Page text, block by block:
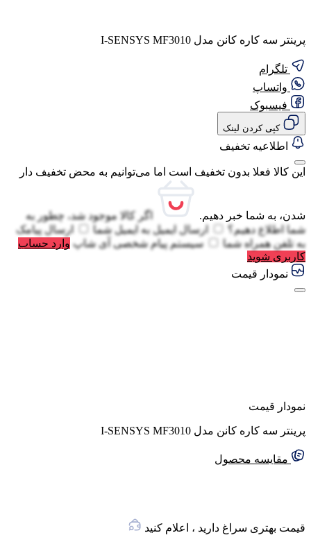
پرینتر سه کاره کانن مدل I-SENSYS MF3010
تلگرام
واتساپ
فیسبوک
کپی کردن لینک
اطلاعیه تخفیف
این کالا فعلا بدون تخفیف است اما می‌توانیم به محض تخفیف دار
شدن، به شما خبر دهیم.
اگر کالا موجود شد، چطور به
شما اطلاع دهیم؟
ارسال ایمیل به ایمیل شما
ارسال پیامک
به تلفن همراه شما سیستم پیام شخصی آی شاپ وارد حساب
کاربری شوید
نمودار قیمت
نمودار قیمت
پرینتر سه کاره کانن مدل I-SENSYS MF3010
مقایسه محصول
قیمت بهتری سراغ دارید ، اعلام کنید